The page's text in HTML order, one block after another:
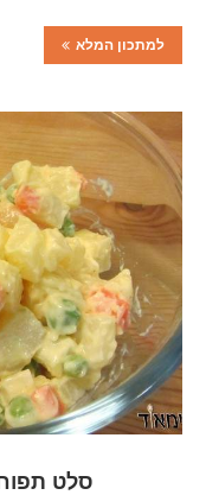
למתכון המלא
סלט